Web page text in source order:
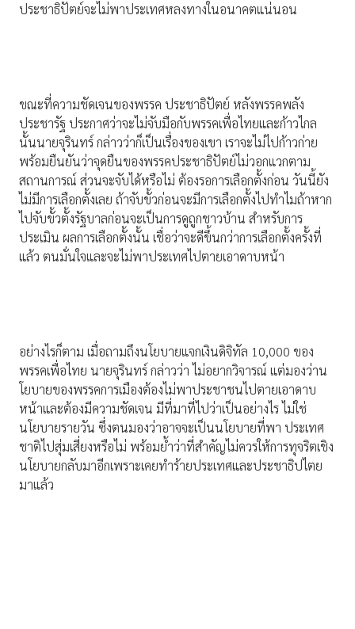
ประชาธิปัตย์จะไม่พาประเทศหลงทางในอนาคตแน่นอน
ขณะที่ความชัดเจนของพรรค ประชาธิปัตย์ หลังพรรคพลัง
ประชารัฐ ประกาศว่าจะไม่จับมือกับพรรคเพื่อไทยและก้าวไกล
นั้นนายจุรินทร์ กล่าวว่าก็เป็นเรื่องของเขา เราจะไม่ไปก้าวก่าย
พร้อมยืนยันว่าจุดยืนของพรรคประชาธิปัตย์ไม่วอกแวกตาม
สถานการณ์ ส่วนจะจับได้หรือไม่ ต้องรอการเลือกตั้งก่อน วันนี้ยัง
ไม่มีการเลือกตั้งเลย ถ้าจับขั้วก่อนจะมีการเลือกตั้งไปทำไมถ้าหาก
ไปจับขั้วตั้งรัฐบาลก่อนจะเป็นการดูถูกชาวบ้าน สำหรับการ
ประเมิน ผลการเลือกตั้งนั้น เชื่อว่าจะดีขึ้นกว่าการเลือกตั้งครั้งที่
แล้ว ตนมั่นใจและจะไม่พาประเทศไปตายเอาดาบหน้า
อย่างไรก็ตาม เมื่อถามถึงนโยบายแจกเงินดิจิทัล 10,000 ของ
พรรคเพื่อไทย นายจุรินทร์ กล่าวว่า ไม่อยากวิจารณ์ แต่มองว่าน
โยบายของพรรคการเมืองต้องไม่พาประชาชนไปตายเอาดาบ
หน้าและต้องมีความชัดเจน มีที่มาที่ไปว่าเป็นอย่างไร ไม่ใช่
นโยบายรายวัน ซึ่งตนมองว่าอาจจะเป็นนโยบายที่พา ประเทศ
ชาติไปสุ่มเสี่ยงหรือไม่ พร้อมย้ำว่าที่สำคัญไม่ควรให้การทุจริตเชิง
นโยบายกลับมาอีกเพราะเคยทำร้ายประเทศและประชาธิปไตย
มาแล้ว